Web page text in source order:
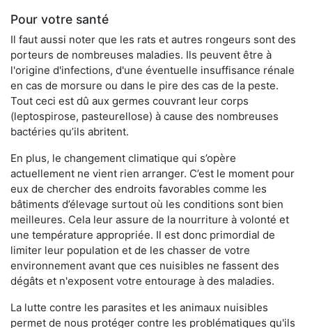
Pour votre santé
Il faut aussi noter que les rats et autres rongeurs sont des
porteurs de nombreuses maladies. Ils peuvent être à
l'origine d'infections, d'une éventuelle insuffisance rénale
en cas de morsure ou dans le pire des cas de la peste.
Tout ceci est dû aux germes couvrant leur corps
(leptospirose, pasteurellose) à cause des nombreuses
bactéries qu’ils abritent.
En plus, le changement climatique qui s’opère
actuellement ne vient rien arranger. C’est le moment pour
eux de chercher des endroits favorables comme les
bâtiments d’élevage surtout où les conditions sont bien
meilleures. Cela leur assure de la nourriture à volonté et
une température appropriée. Il est donc primordial de
limiter leur population et de les chasser de votre
environnement avant que ces nuisibles ne fassent des
dégâts et n'exposent votre entourage à des maladies.
La lutte contre les parasites et les animaux nuisibles
permet de nous protéger contre les problématiques qu'ils